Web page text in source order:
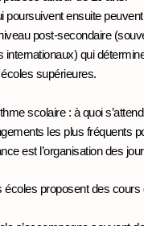
poursuivent ensuite
post-secondaire
internationaux) qui
supérieures.
scolaire : à quoi
les plus fréquents
est l’organisation des
écoles proposent des